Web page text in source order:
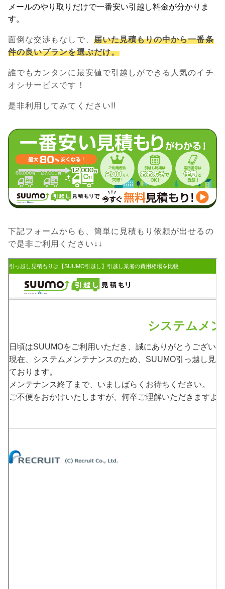
メールのやり取りだけで一番安い引越し料金が分かりま
す。
面倒な交渉もなしで、 届いた見積もりの中から一番条
件の良いプランを選ぶだけ。
誰でもカンタンに最安値で引越しができる人気のイチ
オシサービスです！
是非利用してみてください!!
下記フォームからも、簡単に見積もり依頼が出せるの
で是非ご利用ください↓↓